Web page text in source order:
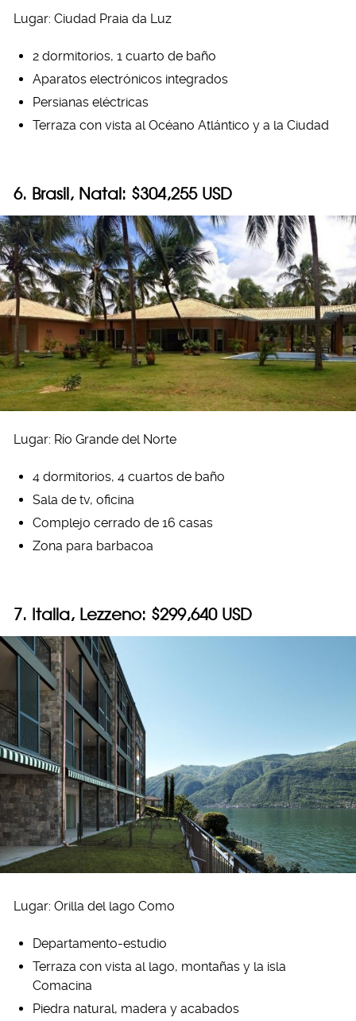
Lugar: Ciudad Praia da Luz
2 dormitorios, 1 cuarto de baño
Aparatos electrónicos integrados
Persianas eléctricas
Terraza con vista al Océano Atlántico y a la Ciudad
6. Brasil, Natal: $304,255 USD
Lugar: Río Grande del Norte
4 dormitorios, 4 cuartos de baño
Sala de tv, oficina
Complejo cerrado de 16 casas
Zona para barbacoa
7. Italia, Lezzeno: $299,640 USD
Lugar: Orilla del lago Como
Departamento-estudio
Terraza con vista al lago, montañas y la isla
Comacina
Piedra natural, madera y acabados